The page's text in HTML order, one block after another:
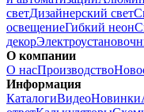
светДизайнерский свет
освещениеГибкий неон
декор
О компании
О насПроизводство
Информация
КаталогиВидеоНовинки